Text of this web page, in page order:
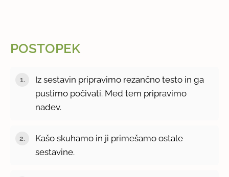
POSTOPEK
Iz sestavin pripravimo rezančno testo in ga
pustimo počivati. Med tem pripravimo
nadev.
Kašo skuhamo in ji primešamo ostale
sestavine.